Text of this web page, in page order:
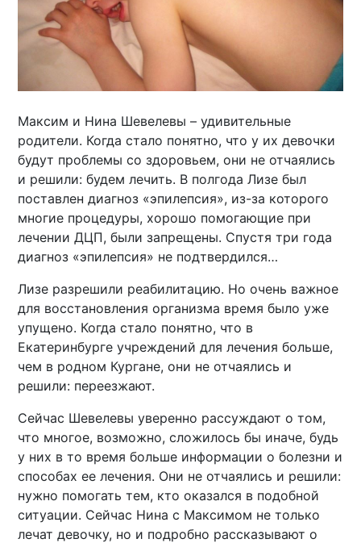
Максим и Нина Шевелевы – удивительные
родители. Когда стало понятно, что у их девочки
будут проблемы со здоровьем, они не отчаялись
и решили: будем лечить. В полгода Лизе был
поставлен диагноз «эпилепсия», из-за которого
многие процедуры, хорошо помогающие при
лечении ДЦП, были запрещены. Спустя три года
диагноз «эпилепсия» не подтвердился…
Лизе разрешили реабилитацию. Но очень важное
для восстановления организма время было уже
упущено. Когда стало понятно, что в
Екатеринбурге учреждений для лечения больше,
чем в родном Кургане, они не отчаялись и
решили: переезжают.
Сейчас Шевелевы уверенно рассуждают о том,
что многое, возможно, сложилось бы иначе, будь
у них в то время больше информации о болезни и
способах ее лечения. Они не отчаялись и решили:
нужно помогать тем, кто оказался в подобной
ситуации. Сейчас Нина с Максимом не только
лечат девочку, но и подробно рассказывают о